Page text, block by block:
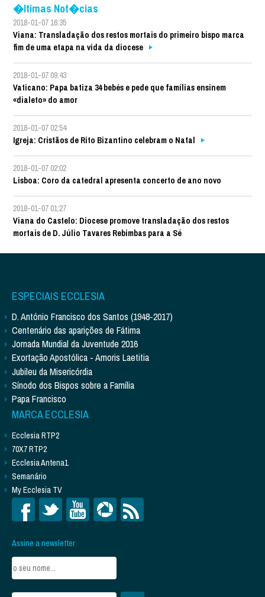
�ltimas Not�cias
2018-01-07 16:35
Viana: Transladação dos restos mortais do primeiro bispo marca
fim de uma etapa na vida da diocese
2018-01-07 09:43
Vaticano: Papa batiza 34 bebés e pede que famílias ensinem
«dialeto» do amor
2018-01-07 02:54
Igreja: Cristãos de Rito Bizantino celebram o Natal
2018-01-07 02:02
Lisboa: Coro da catedral apresenta concerto de ano novo
2018-01-07 01:27
Viana do Castelo: Diocese promove transladação dos restos
mortais de D. Júlio Tavares Rebimbas para a Sé
ESPECIAIS ECCLESIA
D. António Francisco dos Santos (1948-2017)
Centenário das aparições de Fátima
Jornada Mundial da Juventude 2016
Exortação Apostólica - Amoris Laetitia
Jubileu da Misericórdia
Sínodo dos Bispos sobre a Família
Papa Francisco
MARCA ECCLESIA
Ecclesia RTP2
70X7 RTP2
Ecclesia Antena1
Semanário
My Ecclesia TV
Assine a newsletter